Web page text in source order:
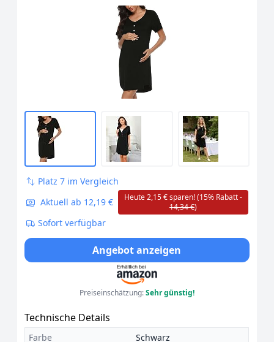
Nachthemd Umstandskleid mit
Knopfleiste V Ausschnitt
Umstandsnachthemd für Schwangere
oder Stillende Frauen Schwarz 3XL
Platz 7 im Vergleich
Aktuell ab 12,19 €
Heute 2,15 € sparen! (15% Rabatt -
14,34 €)
Sofort verfügbar
Angebot anzeigen
Preiseinschätzung:Sehr günstig!
Technische Details
Farbe
Schwarz